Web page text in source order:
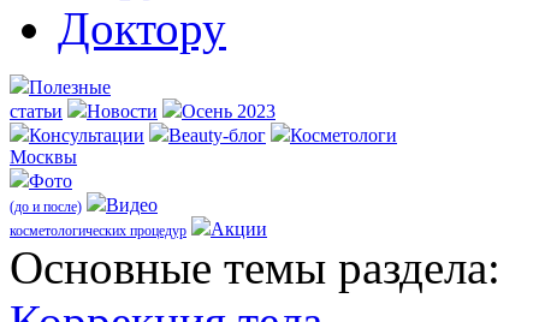
Доктору
Полезные
статьи
Новости
Осень 2023
Консультации
Beauty-блог
Косметологи
Москвы
Фото
(до и после) Видео
косметологических процедур Акции
Оcновные темы раздела: